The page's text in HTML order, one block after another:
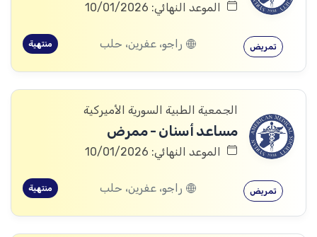
الموعد النهائي: 10/01/2026
تمريض راجو، عفرين، حلب منتهية
الجمعية الطبية السورية الأميركية
مساعد أسنان - ممرض
الموعد النهائي: 10/01/2026
تمريض راجو، عفرين، حلب منتهية